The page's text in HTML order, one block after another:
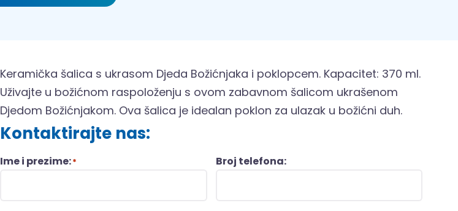
Keramička šalica s ukrasom Djeda Božićnjaka i poklopcem. Kapacitet: 370 ml.
Uživajte u božićnom raspoloženju s ovom zabavnom šalicom ukrašenom
Djedom Božićnjakom. Ova šalica je idealan poklon za ulazak u božićni duh.
Kontaktirajte nas:
Ime i prezime:* Broj telefona: